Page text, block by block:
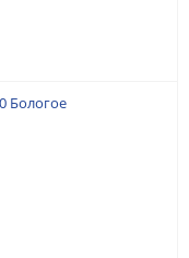
Бологое